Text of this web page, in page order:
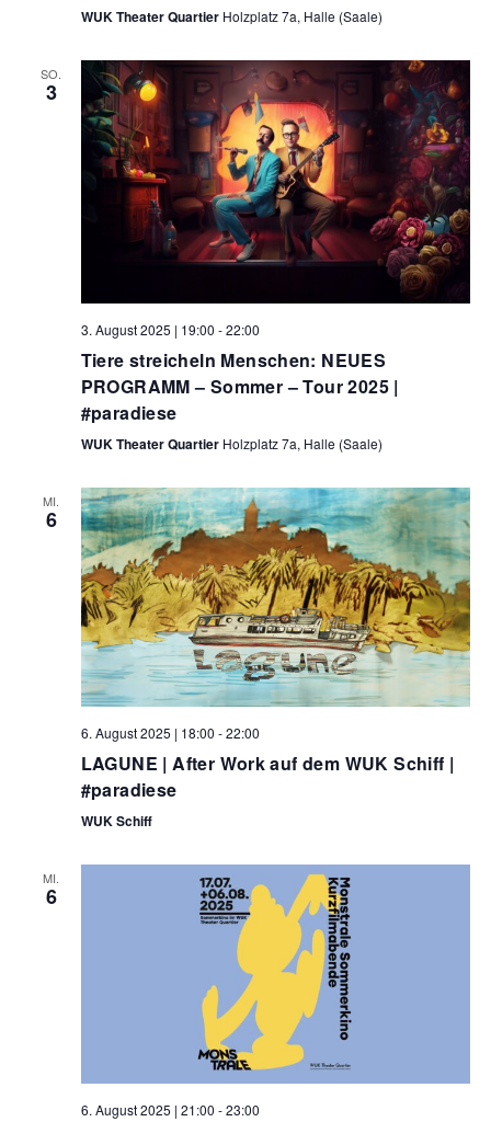
WUK Theater Quartier Holzplatz 7a, Halle (Saale)
SO.
3
3. August 2025 | 19:00 -22:00
Tiere streicheln Menschen: NEUES
PROGRAMM – Sommer – Tour 2025 |
#paradiese
WUK Theater Quartier Holzplatz 7a, Halle (Saale)
MI.
6
6. August 2025 | 18:00 -22:00
LAGUNE | After Work auf dem WUK Schiff |
#paradiese
WUK Schiff
MI.
6
6. August 2025 | 21:00 -23:00